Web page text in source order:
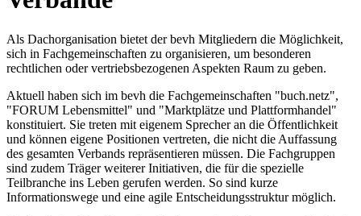
Als Dachorganisation bietet der bevh Mitgliedern die Möglichkeit,
sich in Fachgemeinschaften zu organisieren, um besonderen
rechtlichen oder vertriebsbezogenen Aspekten Raum zu geben.
Aktuell haben sich im bevh die Fachgemeinschaften "buch.netz",
"FORUM Lebensmittel" und "Marktplätze und Plattformhandel"
konstituiert. Sie treten mit eigenem Sprecher an die Öffentlichkeit
und können eigene Positionen vertreten, die nicht die Auffassung
des gesamten Verbands repräsentieren müssen. Die Fachgruppen
sind zudem Träger weiterer Initiativen, die für die spezielle
Teilbranche ins Leben gerufen werden. So sind kurze
Informationswege und eine agile Entscheidungsstruktur möglich.